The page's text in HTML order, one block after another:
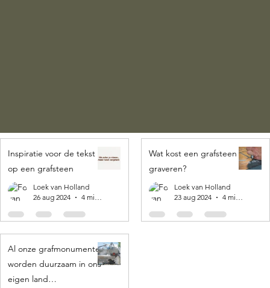
Inspiratie voor de tekst
op een grafsteen
Loek van Holland
26 aug 2024
4 minuten om te lezen
Wat kost een grafsteen
graveren?
Loek van Holland
23 aug 2024
4 minuten om te lezen
Al onze grafmonumenten
worden duurzaam in ons
eigen land